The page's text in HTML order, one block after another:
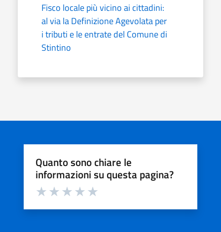
Fisco locale più vicino ai cittadini:
al via la Definizione Agevolata per
i tributi e le entrate del Comune di
Stintino
Quanto sono chiare le
informazioni su questa pagina?
Valuta da 1 a 5 stelle la pagina